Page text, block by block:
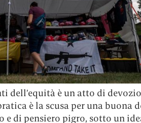
dell’equità è un atto di
è la scusa per una buona
di pensiero pigro, sotto un